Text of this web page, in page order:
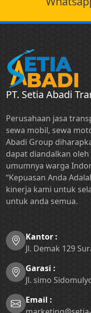
PT. Setia Abadi
Perusahaan jasa
sewa mobil, sewa
Abadi Group
dapat diandalkan
umumnya warga
“Kepuasan Anda
kinerja kami untuk
untuk anda semua.
Kantor :
Jl. Demak 129
Garasi :
Jl. simo
Email :